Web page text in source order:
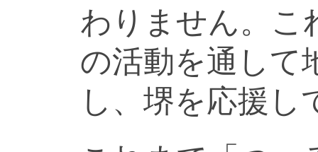
わりません。こ
の活動を通して
し、堺を応援し